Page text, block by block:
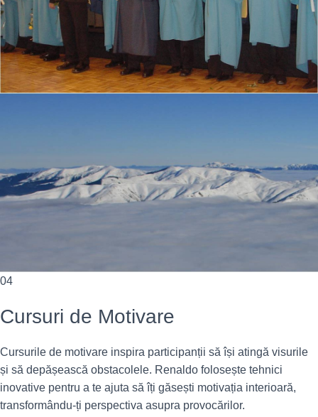
04
Cursuri de Motivare
Cursurile de motivare inspira participanții să își atingă visurile
și să depășească obstacolele. Renaldo folosește tehnici
inovative pentru a te ajuta să îți găsești motivația interioară,
transformându-ți perspectiva asupra provocărilor.